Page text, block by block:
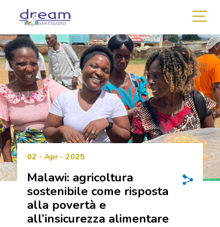
02 - Apr - 2025
Malawi: agricoltura
sostenibile come risposta
alla povertà e
all’insicurezza alimentare